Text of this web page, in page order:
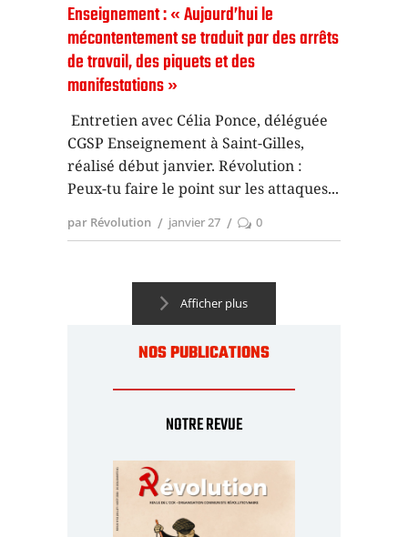
Enseignement : « Aujourd’hui le
mécontentement se traduit par des arrêts
de travail, des piquets et des
manifestations »
Entretien avec Célia Ponce, déléguée
CGSP Enseignement à Saint-Gilles,
réalisé début janvier. Révolution :
Peux-tu faire le point sur les attaques
par Révolution janvier 27 0
Afficher plus
NOS PUBLICATIONS
NOTRE REVUE